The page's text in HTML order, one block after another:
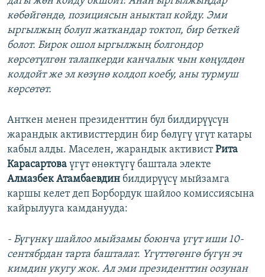
көбөйгөндө, позициясын аныктап койду. Эми
ыргылжың болуп жаткандар токтоп, бир беткей
болот. Бирок ошол ыргылжың болгондор
көрсөтүлгөн талапкерди канчалык чын көңүлдөн
колдойт же эл көзүнө колдоп коебу, аны турмуш
көрсөтөт.
Анткен менен президенттин бул билдирүүсүн
жарандык активисттердин бир бөлүгү үгүт катары
кабыл алды. Маселен, жарандык активистРита
Карасартова үгүт өнөктүгү баштала электе
Алмазбек Атамбаевдин билдирүүсү мыйзамга
каршы келет деп Борбордук шайлоо комиссиясына
кайрылууга камданууда:
- Бүгүнкү шайлоо мыйзамы боюнча үгүт иши 10-
сентябрдан тарта башталат. Үгүттөгөнгө бүгүн эч
кимдин укугу жок. Ал эми президенттин оозунан